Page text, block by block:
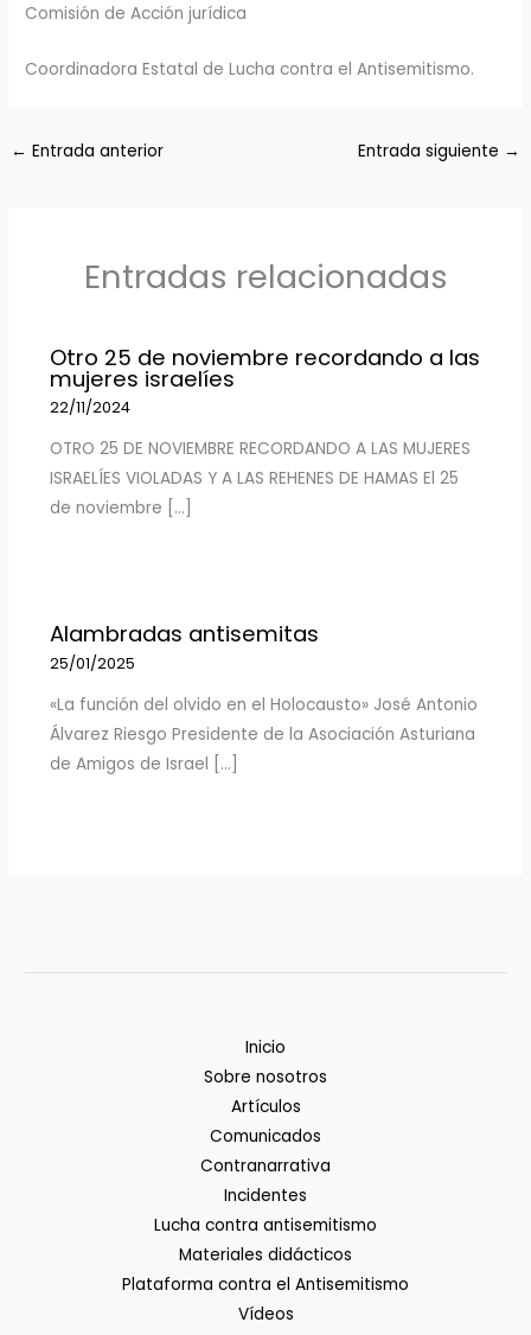
Comisión de Acción jurídica
Coordinadora Estatal de Lucha contra el Antisemitismo.
← Entrada anterior Entrada siguiente →
Entradas relacionadas
Otro 25 de noviembre recordando a las
mujeres israelíes
22/11/2024
OTRO 25 DE NOVIEMBRE RECORDANDO A LAS MUJERES
ISRAELÍES VIOLADAS Y A LAS REHENES DE HAMAS El 25
de noviembre […]
Alambradas antisemitas
25/01/2025
«La función del olvido en el Holocausto» José Antonio
Álvarez Riesgo Presidente de la Asociación Asturiana
de Amigos de Israel […]
Inicio
Sobre nosotros
Artículos
Comunicados
Contranarrativa
Incidentes
Lucha contra antisemitismo
Materiales didácticos
Plataforma contra el Antisemitismo
Vídeos